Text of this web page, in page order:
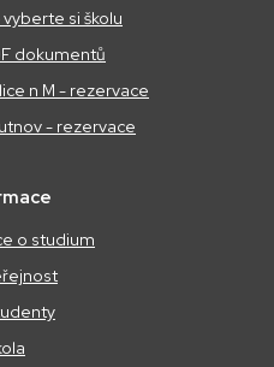
si školu
dokumentů
n M - rezervace
- rezervace
o studium